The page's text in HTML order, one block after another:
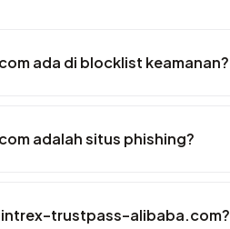
ada di blocklist keamanan?
adalah situs phishing?
trustpass-alibaba.com?